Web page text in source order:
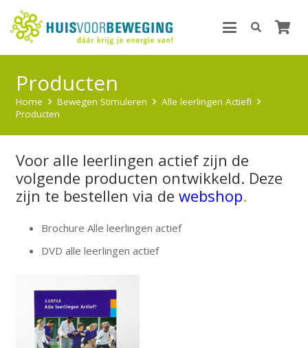
Producten
Home Bewegen Stimuleren
Alle leerlingen Actief!
Producten
Voor alle leerlingen actief zijn de
volgende producten ontwikkeld. Deze
zijn te bestellen via de webshop.
Brochure Alle leerlingen actief
DVD alle leerlingen actief